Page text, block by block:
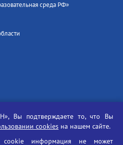
среда РФ»
услугВы подтверждаете то, что Вы
cookies на нашем сайте.
информация не может